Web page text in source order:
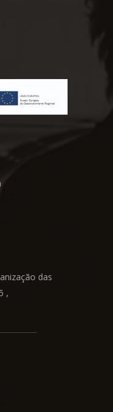
das
,